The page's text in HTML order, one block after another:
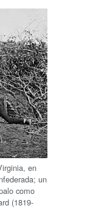
en
un
como
(1819-